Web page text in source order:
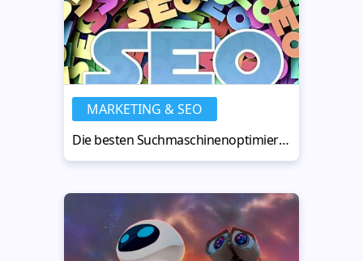
MARKETING & SEO
Die besten Suchmaschinenoptimierung Tipps für 2018 – aktuelle SEO-Trends und Methoden